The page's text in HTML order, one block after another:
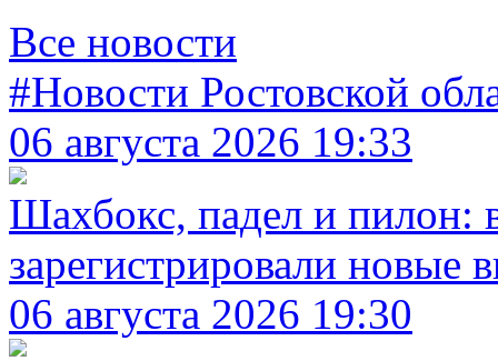
Все новости
#Новости Ростовской
06 августа 2026 19:33
Шахбокс, падел и пилон:
зарегистрировали новые
06 августа 2026 19:30